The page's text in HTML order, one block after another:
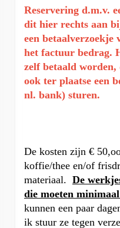
Reservering d.m.v.
dit hier rechts aan
een
het factuur bedrag.
zelf betaald
ook ter plaatse een
nl. bank) sturen.
De kosten zijn €
koffie/thee en/of
materiaal. De
die moeten
kunnen een paar
ik stuur ze tegen